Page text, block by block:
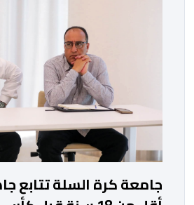
أداء لافت قدمه اللاعب برفقة اتحاد […]
جامعة كرة السلة تتابع